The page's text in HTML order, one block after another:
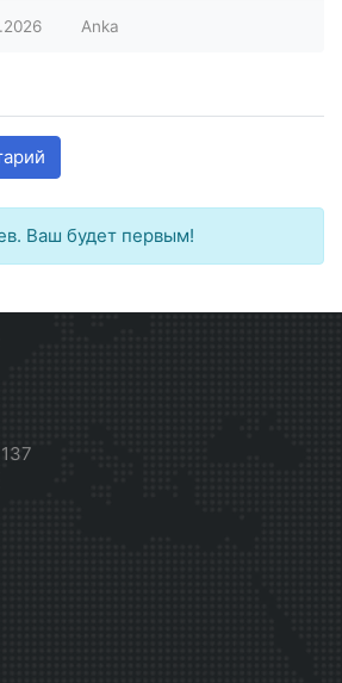
Anka
Ваш будет первым!